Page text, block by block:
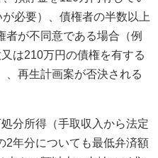
必要）、債権者の半数以上
者が不同意である場合（例
は210万円の債権を有する
、再生計画案が否決される
分所得（手取収入から法定
2年分についても最低弁済額